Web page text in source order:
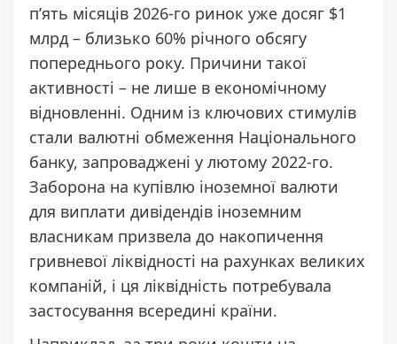
пʼять місяців 2026-го ринок уже досяг $1
млрд – близько 60% річного обсягу
попереднього року. Причини такої
активності – не лише в економічному
відновленні. Одним із ключових стимулів
стали валютні обмеження Національного
банку, запроваджені у лютому 2022-го.
Заборона на купівлю іноземної валюти
для виплати дивідендів іноземним
власникам призвела до накопичення
гривневої ліквідності на рахунках великих
компаній, і ця ліквідність потребувала
застосування всередині країни.